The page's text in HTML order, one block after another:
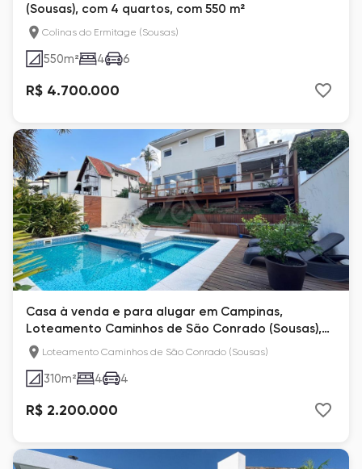
(Sousas), com 4 quartos, com 550 m²
Colinas do Ermitage (Sousas)
550m² 4 6
R$ 4.700.000
Casa à venda e para alugar em Campinas,
Loteamento Caminhos de São Conrado (Sousas),
com 4 quartos
Loteamento Caminhos de São Conrado (Sousas)
310m² 4 4
R$ 2.200.000